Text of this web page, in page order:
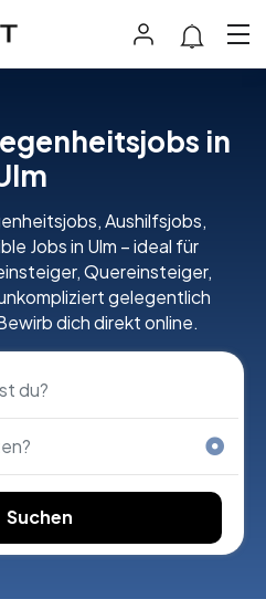
in
Aushilfsjobs,
Jobs in Ulm – ideal für
Quereinsteiger,
gelegentlich
dich direkt online.
Suchen